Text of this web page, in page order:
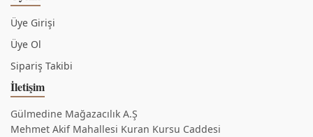
Üye Girişi
Üye Ol
Sipariş Takibi
İletişim
Gülmedine Mağazacılık A.Ş
Mehmet Akif Mahallesi Kuran Kursu Caddesi